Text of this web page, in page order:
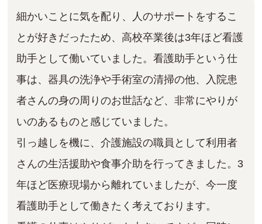
細かいことに気を配り、人のサポートをするこ
とが好きだったため、高校卒業後は3年ほど看護
助手として働いていました。看護助手という仕
事は、器具の洗浄や手術室の清掃の他、入院患
者さんの身の周りのお世話など、非常にやりが
いのあるものと感じていました。
引っ越しを機に、介護施設の職員として利用者
さんの生活援助や食事介助を行ってきました。3
年ほど医療現場から離れていましたが、今一度
看護助手として働きたく考えております。